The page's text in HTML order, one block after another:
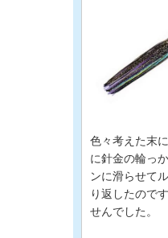
色々考えた末
に針金の輪っ
ンに滑らせて
り返したので
せんでした。